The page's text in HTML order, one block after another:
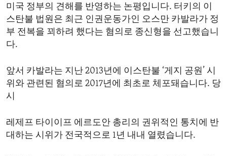
Navigation
Skip
to
Search
AFRICA
AMERICAS
MIDDLE EAST
TOPICS
HUMAN RIGHTS
DEMOCRACY AND GOVERNANCE
IDEALS AND INSTITUTIONS
ARCHIVE
ABOUT US
FOLLOW US
미국 정부의 견해를 반영하는 논평입니다. 터키의 이
스탄불 법원은 최근 인권운동가인 오스만 카발라가 정
부 전복을 꾀하려 했다는 혐의로 종신형을 선고했습니
다.
앞서 카발라는 지난 2013년에 이스탄불 ‘게지 공원’ 시
위와 관련된 혐의로 2017년에 최초로 체포돼습니다. 당
시
레제프 타이이프 에르도안 총리의 권위적인 통치에 반
대하는 시위가 전국적으로 1년 내내 열렸습니다.